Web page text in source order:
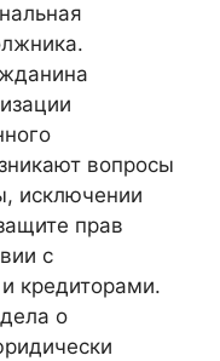
вопросы
исключении
прав
с
кредиторами.
о